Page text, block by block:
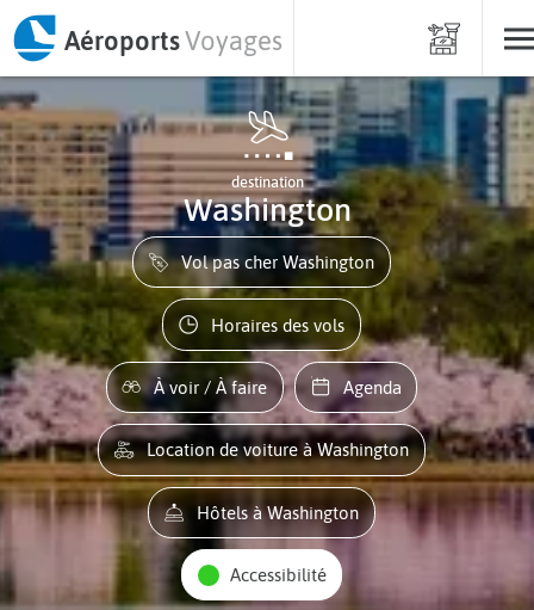
AéroportsVoyages
destination
Washington
Vol pas cher Washington
Horaires des vols
À voir / À faire Agenda
Location de voiture à Washington
Hôtels à Washington
Accessibilité